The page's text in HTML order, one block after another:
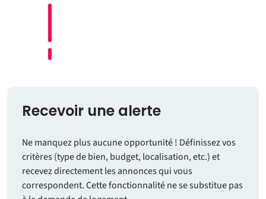
Recevoir une alerte
Ne manquez plus aucune opportunité ! Définissez vos
critères (type de bien, budget, localisation, etc.) et
recevez directement les annonces qui vous
correspondent. Cette fonctionnalité ne se substitue pas